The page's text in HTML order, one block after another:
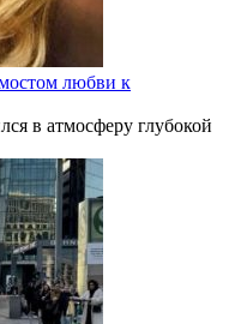
любви к
в атмосферу глубокой